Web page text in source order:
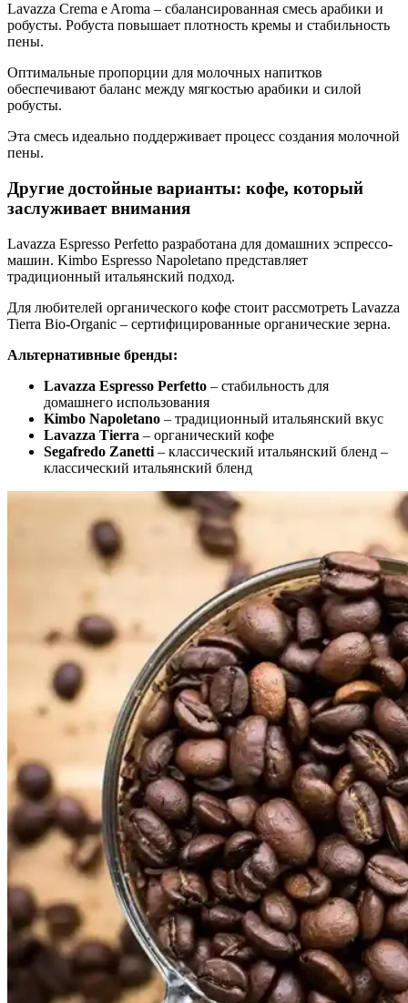
Lavazza Crema e Aroma – сбалансированная смесь арабики и
робусты. Робуста повышает плотность кремы и стабильность
пены.
Оптимальные пропорции для молочных напитков
обеспечивают баланс между мягкостью арабики и силой
робусты.
Эта смесь идеально поддерживает процесс создания молочной
пены.
Другие достойные варианты: кофе, который
заслуживает внимания
Lavazza Espresso Perfetto разработана для домашних эспрессо-
машин. Kimbo Espresso Napoletano представляет
традиционный итальянский подход.
Для любителей органического кофе стоит рассмотреть Lavazza
Tierra Bio-Organic – сертифицированные органические зерна.
Альтернативные бренды:
Lavazza Espresso Perfetto – стабильность для
домашнего использования
Kimbo Napoletano – традиционный итальянский вкус
Lavazza Tierra – органический кофе
Segafredo Zanetti – классический итальянский бленд –
классический итальянский бленд